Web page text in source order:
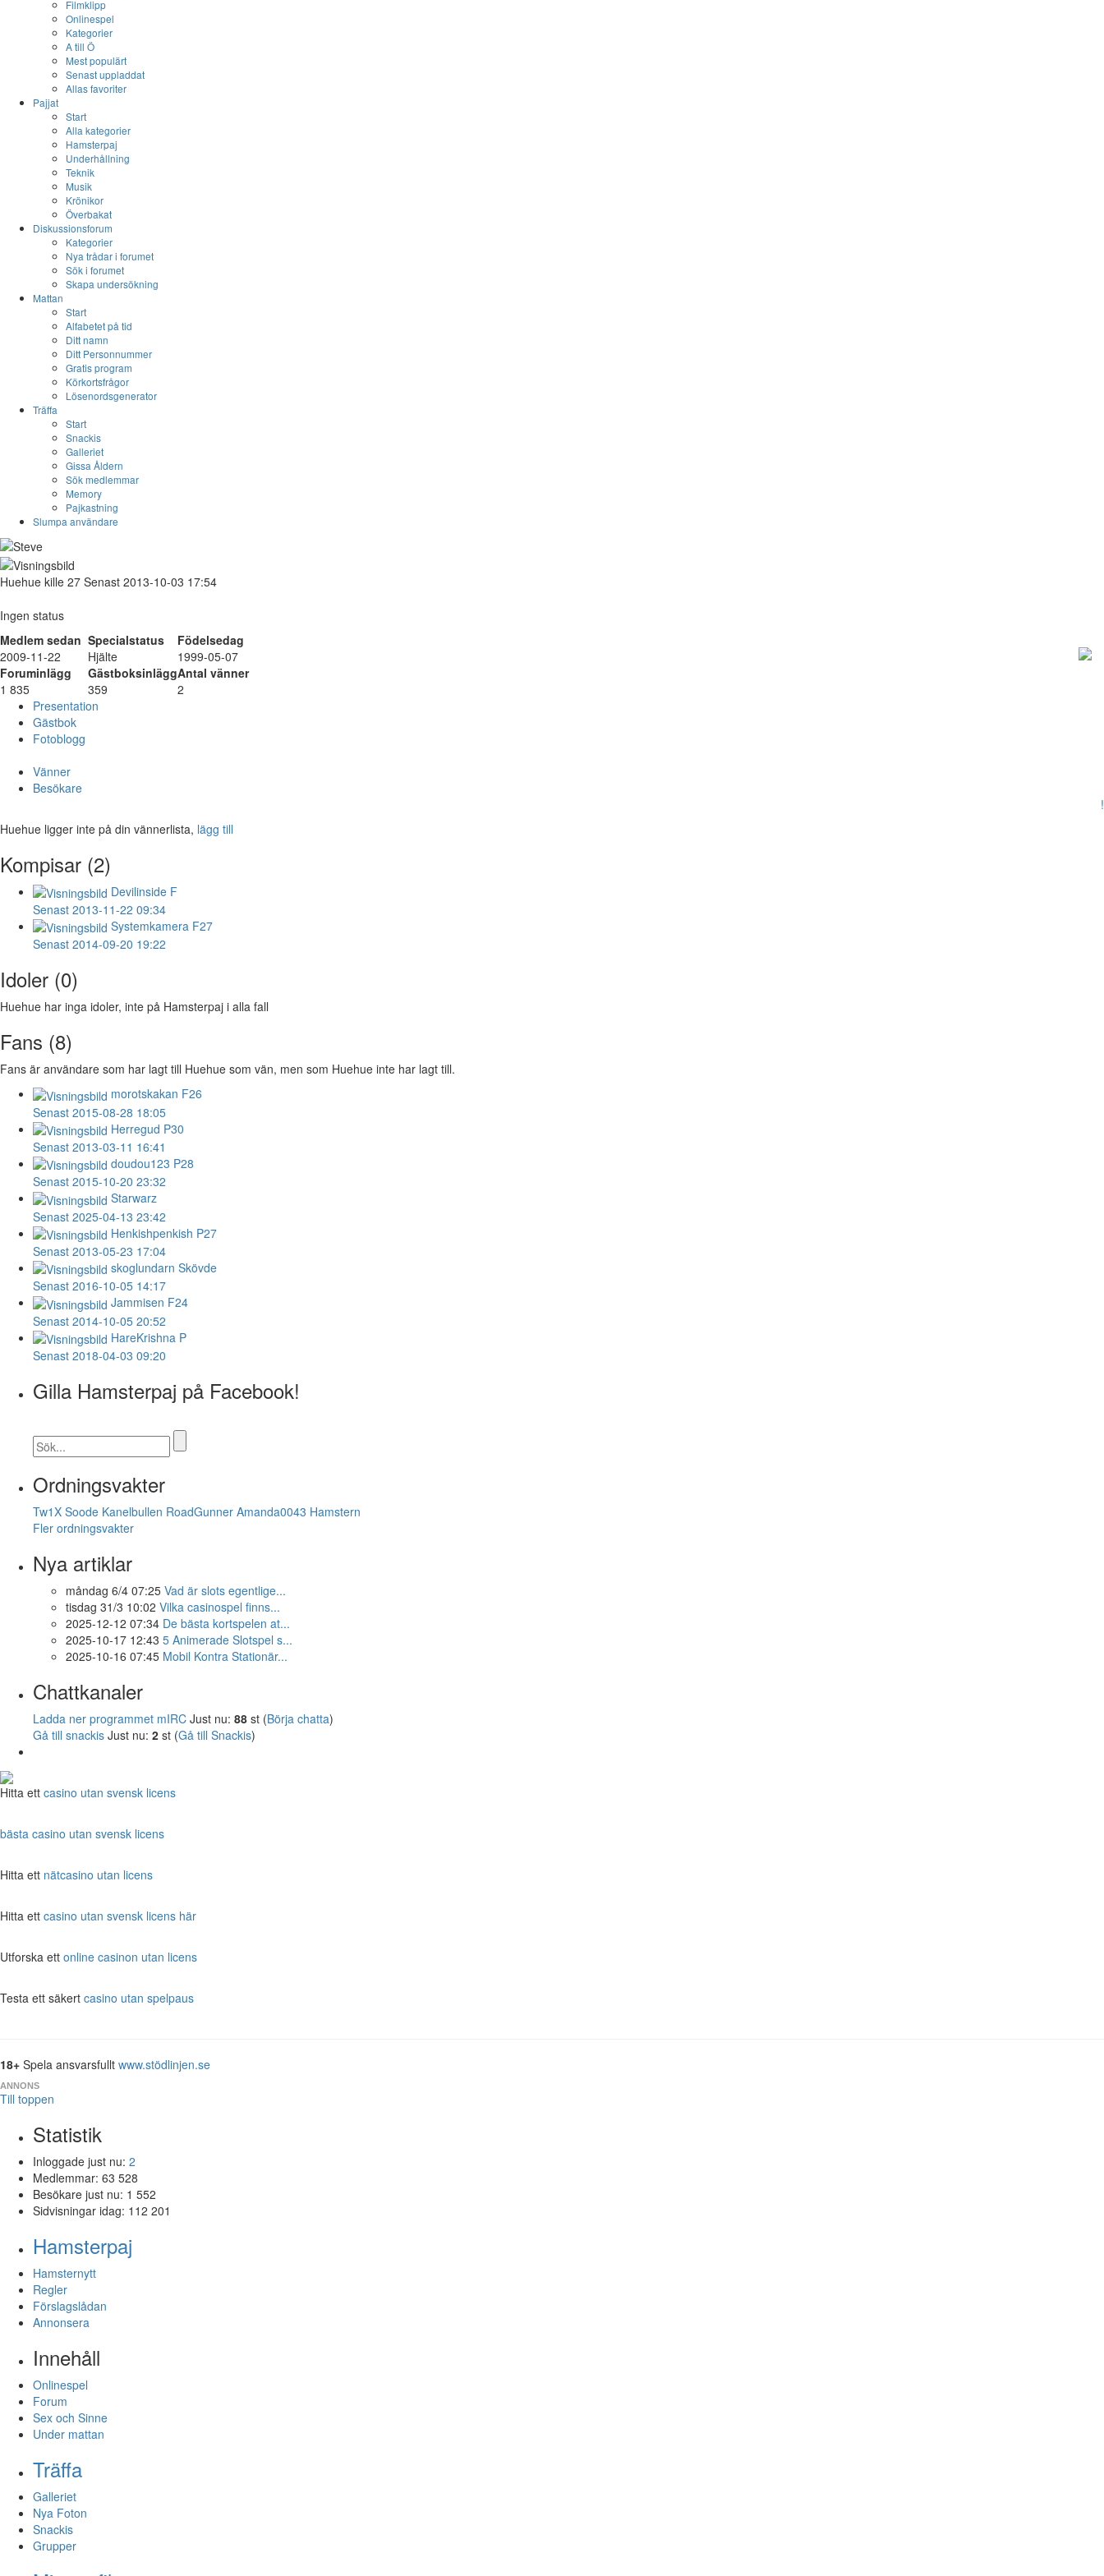
Filmklipp
Onlinespel
Kategorier
A till Ö
Mest populärt
Senast uppladdat
Allas favoriter
Pajjat
Start
Alla kategorier
Hamsterpaj
Underhållning
Teknik
Musik
Krönikor
Överbakat
Diskussionsforum
Kategorier
Nya trådar i forumet
Sök i forumet
Skapa undersökning
Mattan
Start
Alfabetet på tid
Ditt namn
Ditt Personnummer
Gratis program
Körkortsfrågor
Lösenordsgenerator
Träffa
Start
Snackis
Galleriet
Gissa Åldern
Sök medlemmar
Memory
Pajkastning
Slumpa användare
Huehue kille 27 Senast 2013-10-03 17:54
Ingen status
Medlem sedan Specialstatus
Födelsedag
2009-11-22
Hjälte
1999-05-07
Foruminlägg
GästboksinläggAntal vänner
1 835
359
2
Presentation
Gästbok
Fotoblogg
Vänner
Besökare
!
Huehue ligger inte på din vännerlista, lägg till
Kompisar (2)
Devilinside F
Senast 2013-11-22 09:34
Systemkamera F27
Senast 2014-09-20 19:22
Idoler (0)
Huehue har inga idoler, inte på Hamsterpaj i alla fall
Fans (8)
Fans är användare som har lagt till Huehue som vän, men som Huehue inte har lagt till.
morotskakan F26
Senast 2015-08-28 18:05
Herregud P30
Senast 2013-03-11 16:41
doudou123 P28
Senast 2015-10-20 23:32
Starwarz
Senast 2025-04-13 23:42
Henkishpenkish P27
Senast 2013-05-23 17:04
skoglundarn Skövde
Senast 2016-10-05 14:17
Jammisen F24
Senast 2014-10-05 20:52
HareKrishna P
Senast 2018-04-03 09:20
Gilla Hamsterpaj på Facebook!
Ordningsvakter
Tw1X Soode Kanelbullen RoadGunner Amanda0043 Hamstern
Fler ordningsvakter
Nya artiklar
måndag 6/4 07:25 Vad är slots egentlige...
tisdag 31/3 10:02 Vilka casinospel finns...
2025-12-12 07:34 De bästa kortspelen at...
2025-10-17 12:43 5 Animerade Slotspel s...
2025-10-16 07:45 Mobil Kontra Stationär...
Chattkanaler
Ladda ner programmet mIRC Just nu: 88 st (Börja chatta)
Gå till snackis Just nu: 2 st (Gå till Snackis)
Hitta ett casino utan svensk licens
bästa casino utan svensk licens
Hitta ett nätcasino utan licens
Hitta ett casino utan svensk licens här
Utforska ett online casinon utan licens
Testa ett säkert casino utan spelpaus
18+ Spela ansvarsfullt www.stödlinjen.se
ANNONS
Till toppen
Statistik
Inloggade just nu: 2
Medlemmar: 63 528
Besökare just nu: 1 552
Sidvisningar idag: 112 201
Hamsterpaj
Hamsternytt
Regler
Förslagslådan
Annonsera
Innehåll
Onlinespel
Forum
Sex och Sinne
Under mattan
Träffa
Galleriet
Nya Foton
Snackis
Grupper